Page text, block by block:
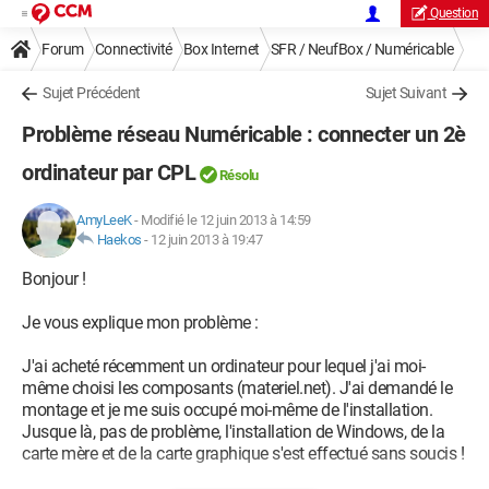
Question
Forum Connectivité Box Internet SFR / NeufBox / Numéricable
Sujet Précédent Sujet Suivant
Problème réseau Numéricable : connecter un 2è
ordinateur par CPL
Résolu
AmyLeeK- Modifié le 12 juin 2013 à 14:59
Haekos - 12 juin 2013 à 19:47
Bonjour !
Je vous explique mon problème :
J'ai acheté récemment un ordinateur pour lequel j'ai moi-
même choisi les composants (materiel.net). J'ai demandé le
montage et je me suis occupé moi-même de l'installation.
Jusque là, pas de problème, l'installation de Windows, de la
carte mère et de la carte graphique s'est effectué sans soucis !